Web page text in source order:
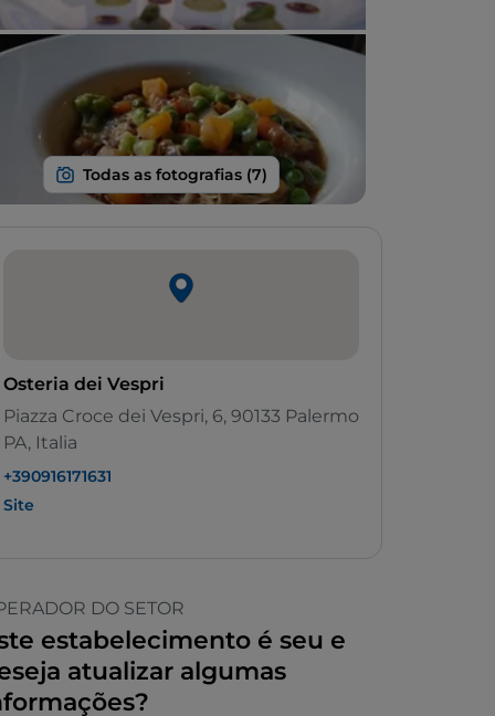
Osteria dei Vespri
Piazza Croce dei Vespri, 6, 90133 Palermo
PA, Italia
+390916171631
Site
DO SETOR
estabelecimento é seu e
atualizar algumas